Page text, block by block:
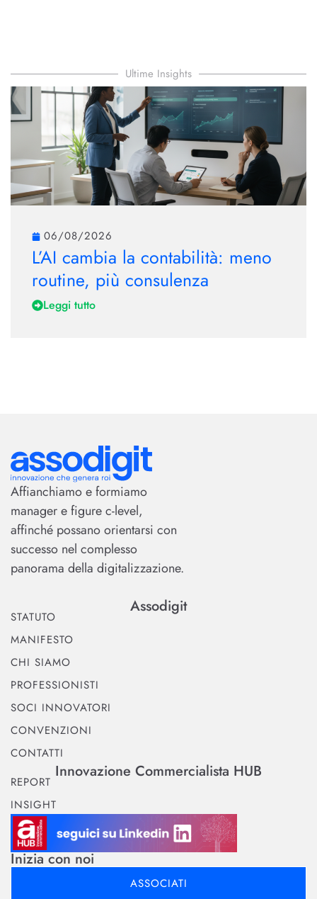
Ultime Insights
06/08/2026
L’AI cambia la contabilità: meno
routine, più consulenza
Leggi tutto
Affianchiamo e formiamo
manager e figure c-level,
affinché possano orientarsi con
successo nel complesso
panorama della digitalizzazione.
Assodigit
STATUTO
MANIFESTO
CHI SIAMO
PROFESSIONISTI
SOCI INNOVATORI
CONVENZIONI
CONTATTI
Innovazione Commercialista HUB
REPORT
INSIGHT
Inizia con noi
ASSOCIATI